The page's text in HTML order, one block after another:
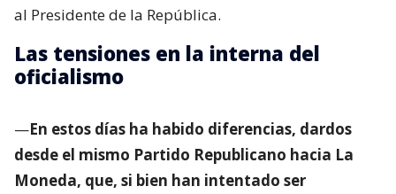
al Presidente de la República.
Las tensiones en la interna del
oficialismo
—En estos días ha habido diferencias, dardos
desde el mismo Partido Republicano hacia La
Moneda, que, si bien han intentado ser